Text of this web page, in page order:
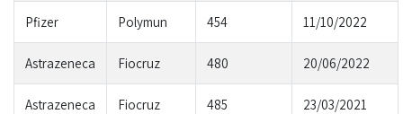
Pfizer Polymun 454 11/10/2022
Astrazeneca Fiocruz 480 20/06/2022
Astrazeneca Fiocruz 485 23/03/2021